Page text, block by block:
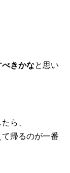
べきかなと思い
ら、
帰るのが一番